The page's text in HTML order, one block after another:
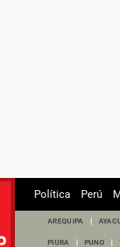
Política Perú
AREQUIPA
PIURA PUNO